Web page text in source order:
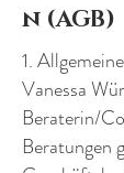
n (AGB)
1.
Vanessa
Beraterin/
Beratungen